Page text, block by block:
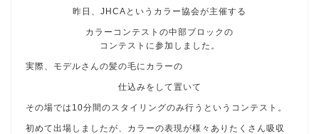
昨日、JHCAというカラー協会が主催する
カラーコンテストの中部ブロックの
コンテストに参加しました。
実際、モデルさんの髪の毛にカラーの
仕込みをして置いて
その場では10分間のスタイリングのみ行うというコンテスト。
初めて出場しましたが、カラーの表現が様々ありたくさん吸収